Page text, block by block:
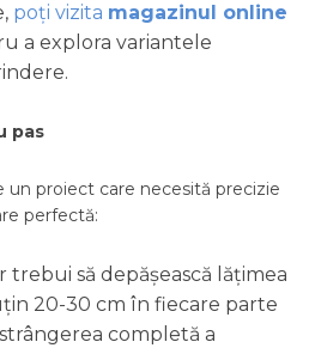
poți vizita magazinul online
a explora variantele
pas
un proiect care necesită precizie
perfectă:
trebui să depășească lățimea
20-30 cm în fiecare parte
completă a